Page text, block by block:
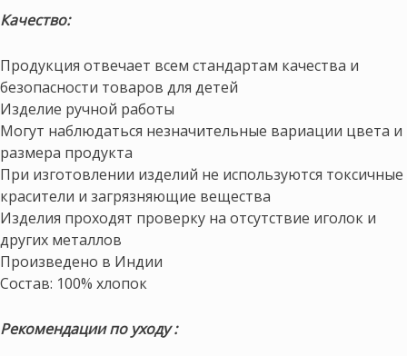
Качество:
Продукция отвечает всем стандартам качества и
безопасности товаров для детей
Изделие ручной работы
Могут наблюдаться незначительные вариации цвета и
размера продукта
При изготовлении изделий не используются токсичные
красители и загрязняющие вещества
Изделия проходят проверку на отсутствие иголок и
других металлов
Произведено в Индии
Состав: 100% хлопок
Рекомендации по уходу :